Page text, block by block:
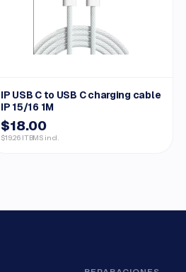
IP USB C to USB C charging cable
IP 15/16 1M
$18.00
$19.26 ITBMS incl.